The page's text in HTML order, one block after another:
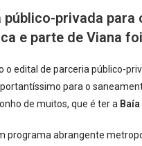
público-privada
e parte de Viana
o edital de parceria público-
para o
de muitos, que é ter a
programa abrangente